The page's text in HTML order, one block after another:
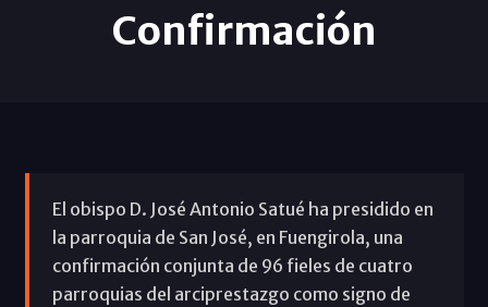
Confirmación
El obispo D. José Antonio Satué ha presidido en
la parroquia de San José, en Fuengirola, una
confirmación conjunta de 96 fieles de cuatro
parroquias del arciprestazgo como signo de